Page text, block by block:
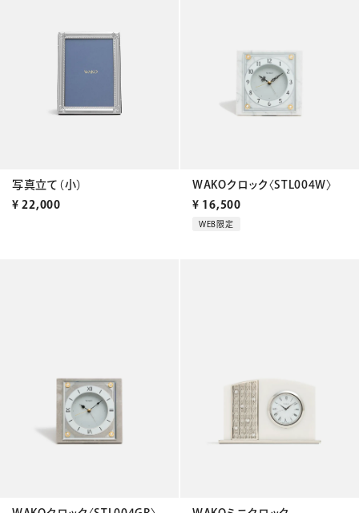
写真立て（小）
¥ 22,000
WAKOクロック〈STL004W〉
¥ 16,500
WEB限定